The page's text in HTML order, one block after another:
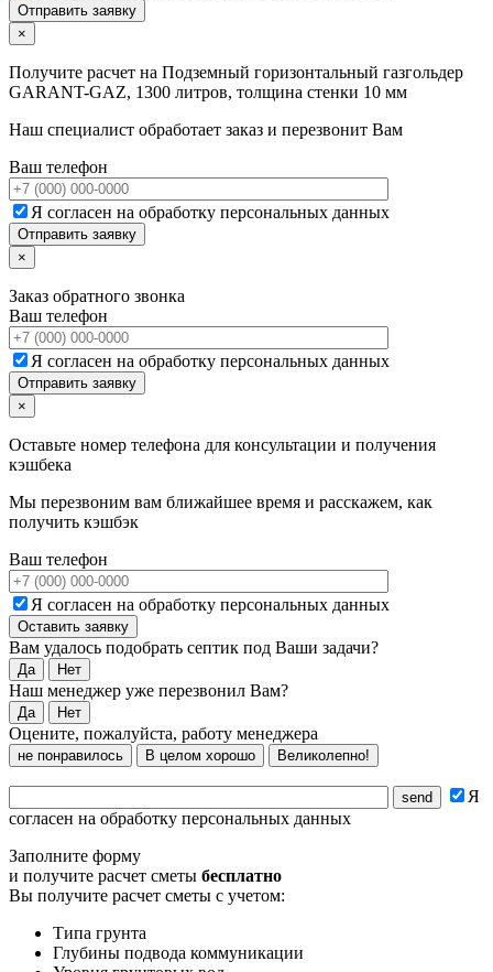
×
Получите расчет на Подземный горизонтальный газгольдер
GARANT-GAZ, 1300 литров, толщина стенки 10 мм
Наш специалист обработает заказ и перезвонит Вам
Ваш телефон
Я согласен на обработку персональных данных
×
Заказ обратного звонка
Ваш телефон
Я согласен на обработку персональных данных
×
Оставьте номер телефона для консультации и получения
кэшбека
Мы перезвоним вам ближайшее время и расскажем, как
получить кэшбэк
Ваш телефон
Я согласен на обработку персональных данных
Вам удалось подобрать септик под Ваши задачи?
Да Нет
Наш менеджер уже перезвонил Вам?
Да Нет
Оцените, пожалуйста, работу менеджера
не понравилось В целом хорошо Великолепно!
Я
согласен на обработку персональных данных
Заполните форму
и получите расчет сметы бесплатно
Вы получите расчет сметы с учетом:
Типа грунта
Глубины подвода коммуникации